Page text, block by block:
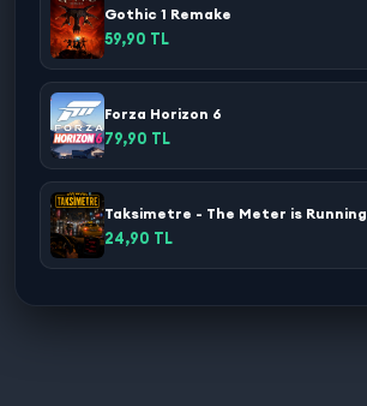
Gothic 1 Remake
59,90 TL
Forza Horizon 6
79,90 TL
Taksimetre - The Meter is Running
24,90 TL